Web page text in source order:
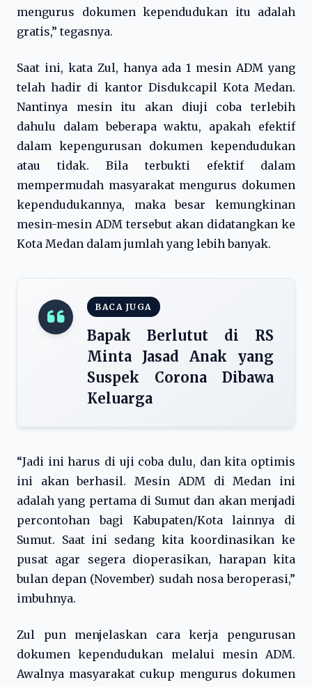
mengurus dokumen kependudukan itu adalah
gratis,” tegasnya.
Saat ini, kata Zul, hanya ada 1 mesin ADM yang
telah hadir di kantor Disdukcapil Kota Medan.
Nantinya mesin itu akan diuji coba terlebih
dahulu dalam beberapa waktu, apakah efektif
dalam kepengurusan dokumen kependudukan
atau tidak. Bila terbukti efektif dalam
mempermudah masyarakat mengurus dokumen
kependudukannya, maka besar kemungkinan
mesin-mesin ADM tersebut akan didatangkan ke
Kota Medan dalam jumlah yang lebih banyak.
BACA JUGA
Bapak Berlutut di RS
Minta Jasad Anak yang
Suspek Corona Dibawa
Keluarga
“Jadi ini harus di uji coba dulu, dan kita optimis
ini akan berhasil. Mesin ADM di Medan ini
adalah yang pertama di Sumut dan akan menjadi
percontohan bagi Kabupaten/Kota lainnya di
Sumut. Saat ini sedang kita koordinasikan ke
pusat agar segera dioperasikan, harapan kita
bulan depan (November) sudah nosa beroperasi,”
imbuhnya.
Zul pun menjelaskan cara kerja pengurusan
dokumen kependudukan melalui mesin ADM.
Awalnya masyarakat cukup mengurus dokumen